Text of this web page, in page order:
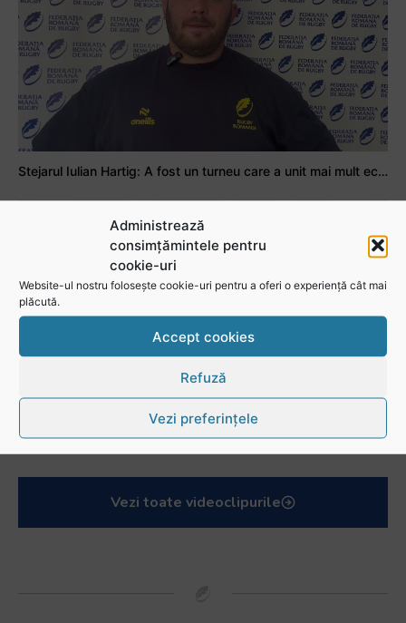
Administrează
consimțămintele pentru
cookie-uri
Website-ul nostru folosește cookie-uri pentru a oferi o experiență cât mai
plăcută.
Accept cookies
Refuză
Vezi preferințele
Stejarul Iulian Hartig: A fost un turneu care a unit mai mult echipa
Vezi toate videoclipurile